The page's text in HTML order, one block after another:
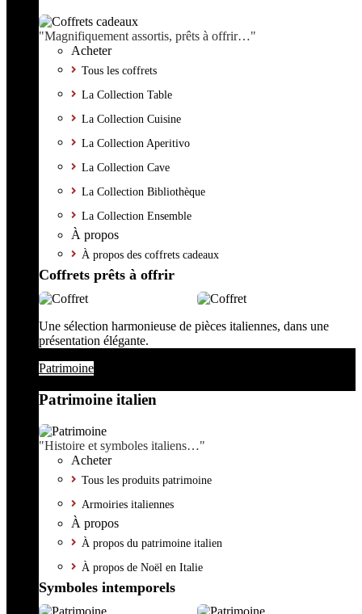
"Magnifiquement assortis, prêts à offrir…"
Acheter
Tous les coffrets
La Collection Table
La Collection Cuisine
La Collection Aperitivo
La Collection Cave
La Collection Bibliothèque
La Collection Ensemble
À propos
À propos des coffrets cadeaux
Coffrets prêts à offrir
Une sélection harmonieuse de pièces italiennes, dans une
présentation élégante.
Patrimoine
Patrimoine italien
"Histoire et symboles italiens…"
Acheter
Tous les produits patrimoine
Armoiries italiennes
À propos
À propos du patrimoine italien
À propos de Noël en Italie
Symboles intemporels